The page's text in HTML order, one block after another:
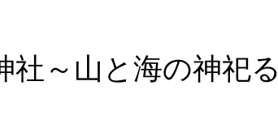
社～山と海の神祀る